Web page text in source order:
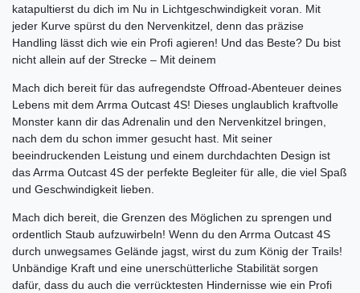
katapultierst du dich im Nu in Lichtgeschwindigkeit voran. Mit
jeder Kurve spürst du den Nervenkitzel, denn das präzise
Handling lässt dich wie ein Profi agieren! Und das Beste? Du bist
nicht allein auf der Strecke – Mit deinem
Mach dich bereit für das aufregendste Offroad-Abenteuer deines
Lebens mit dem Arrma Outcast 4S! Dieses unglaublich kraftvolle
Monster kann dir das Adrenalin und den Nervenkitzel bringen,
nach dem du schon immer gesucht hast. Mit seiner
beeindruckenden Leistung und einem durchdachten Design ist
das Arrma Outcast 4S der perfekte Begleiter für alle, die viel Spaß
und Geschwindigkeit lieben.
Mach dich bereit, die Grenzen des Möglichen zu sprengen und
ordentlich Staub aufzuwirbeln! Wenn du den Arrma Outcast 4S
durch unwegsames Gelände jagst, wirst du zum König der Trails!
Unbändige Kraft und eine unerschütterliche Stabilität sorgen
dafür, dass du auch die verrücktesten Hindernisse wie ein Profi